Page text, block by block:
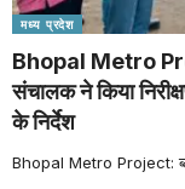
मध्य प्रदेश
Bhopal Metro
संचालक ने किया
के निर्देश
Bhopal Metro Project: ब्लू